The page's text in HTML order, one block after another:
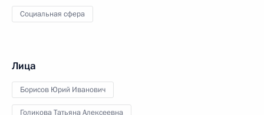
Социальная сфера
Лица
Борисов Юрий Иванович
Голикова Татьяна Алексеевна